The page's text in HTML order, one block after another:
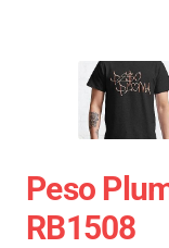
Peso
RB1508